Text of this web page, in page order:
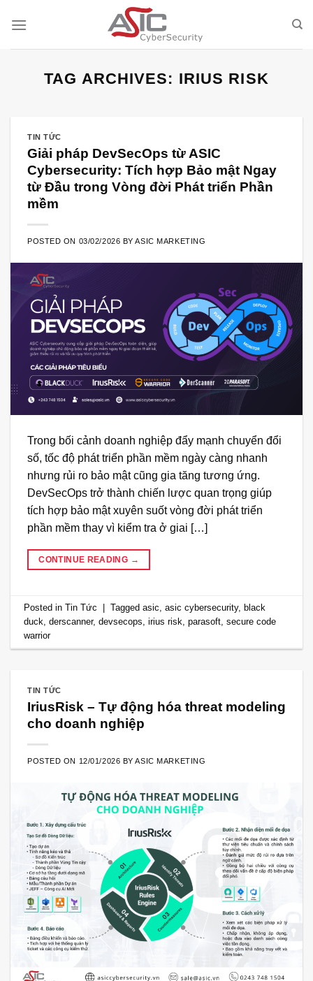
TAG ARCHIVES: IRIUS RISK
TIN TỨC
Giải pháp DevSecOps từ ASIC
Cybersecurity: Tích hợp Bảo mật Ngay
từ Đầu trong Vòng đời Phát triển Phần
mềm
POSTED ON 03/02/2026 BYASIC MARKETING
Trong bối cảnh doanh nghiệp đẩy mạnh chuyển đổi
số, tốc độ phát triển phần mềm ngày càng nhanh
nhưng rủi ro bảo mật cũng gia tăng tương ứng.
DevSecOps trở thành chiến lược quan trọng giúp
tích hợp bảo mật xuyên suốt vòng đời phát triển
phần mềm thay vì kiểm tra ở giai […]
CONTINUE READING →
Posted inTin Tức Taggedasic ,asic cybersecurity, black
duck ,derscanner,devsecops ,irius risk ,parasoft ,secure code
warrior
TIN TỨC
IriusRisk – Tự động hóa threat modeling
cho doanh nghiệp
POSTED ON 12/01/2026 BYASIC MARKETING